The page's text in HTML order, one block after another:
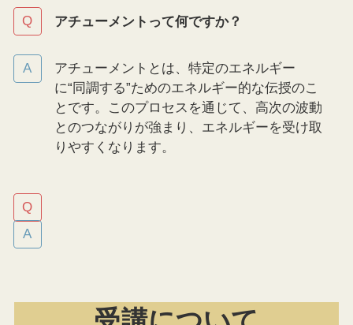
アチューメントって何ですか？
アチューメントとは、特定のエネルギー
に“同調する”ためのエネルギー的な伝授のこ
とです。このプロセスを通じて、高次の波動
とのつながりが強まり、エネルギーを受け取
りやすくなります。